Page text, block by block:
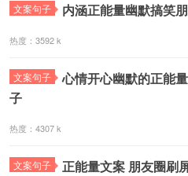
文案句子 内涵正能量幽默搞笑
热度：3592 k
文案句子
心情开心幽默的正能
子
热度：4307 k
文案句子 正能量文案 朋友圈刷